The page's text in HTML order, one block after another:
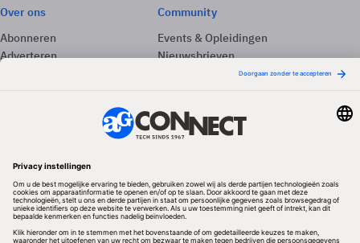
Over ons
Abonneren
Adverteren
Community
Events & Opleidingen
Nieuwsbrieven
Volg ons
Redactionele partner